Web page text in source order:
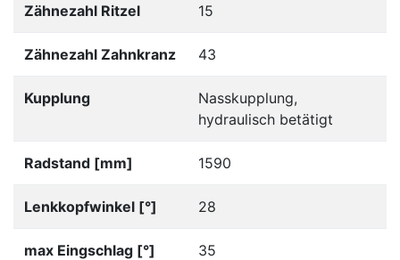
Zähnezahl Ritzel 15
Zähnezahl Zahnkranz 43
Kupplung
Nasskupplung,
hydraulisch betätigt
Radstand [mm] 1590
Lenkkopfwinkel [°] 28
max Eingschlag [°]
35